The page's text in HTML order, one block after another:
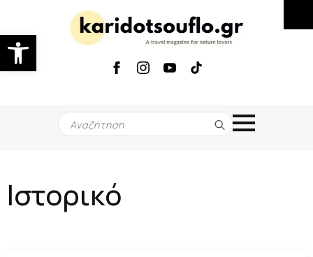
Ανοίξτε τη γραμμή εργαλείων
Search
for:
Ιστορικό